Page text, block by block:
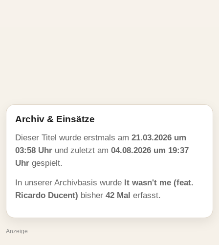
Archiv & Einsätze
Dieser Titel wurde erstmals am 21.03.2026 um
03:58 Uhr und zuletzt am 04.08.2026 um 19:37
Uhr gespielt.
In unserer Archivbasis wurde It wasn't me (feat.
Ricardo Ducent) bisher 42 Mal erfasst.
Anzeige